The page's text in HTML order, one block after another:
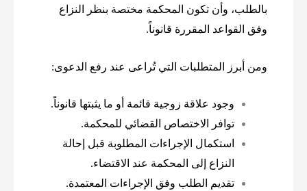
بالطلب، وأن تكون المحكمة مختصة بنظر النزاع
وفق القواعد المقررة قانوناً.
ومن أبرز المتطلبات التي تُراعى عند رفع الدعوى:
وجود علاقة زوجية قائمة أو ما يثبتها قانوناً.
توافر الاختصاص القضائي للمحكمة.
استكمال الإجراءات المطلوبة قبل إحالة
النزاع إلى المحكمة عند الاقتضاء.
تقديم الطلب وفق الإجراءات المعتمدة.